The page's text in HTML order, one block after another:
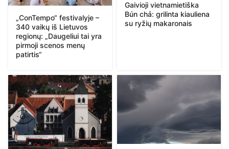
„ConTempo“ festivalyje –
340 vaikų iš Lietuvos
regionų: „Daugeliui tai yra
pirmoji scenos menų
patirtis“
Gaivioji vietnamietiška
Bún chả: grilinta kiauliena
su ryžių makaronais